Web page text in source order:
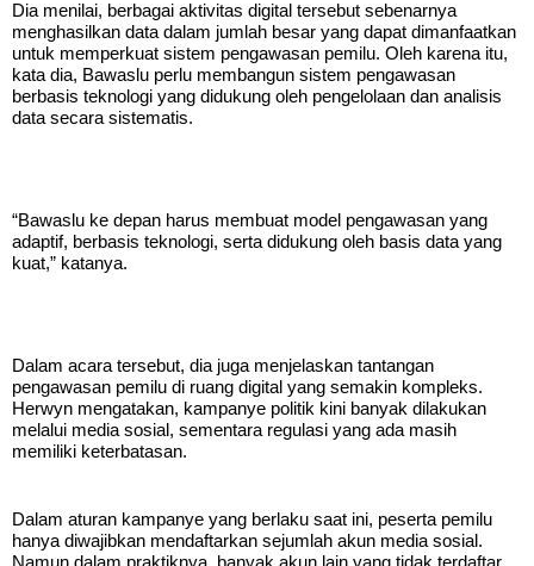
Dia menilai, berbagai aktivitas digital tersebut sebenarnya
menghasilkan data dalam jumlah besar yang dapat dimanfaatkan
untuk memperkuat sistem pengawasan pemilu. Oleh karena itu,
kata dia, Bawaslu perlu membangun sistem pengawasan
berbasis teknologi yang didukung oleh pengelolaan dan analisis
data secara sistematis.
“Bawaslu ke depan harus membuat model pengawasan yang
adaptif, berbasis teknologi, serta didukung oleh basis data yang
kuat,” katanya.
Dalam acara tersebut, dia juga menjelaskan tantangan
pengawasan pemilu di ruang digital yang semakin kompleks.
Herwyn mengatakan, kampanye politik kini banyak dilakukan
melalui media sosial, sementara regulasi yang ada masih
memiliki keterbatasan.
Dalam aturan kampanye yang berlaku saat ini, peserta pemilu
hanya diwajibkan mendaftarkan sejumlah akun media sosial.